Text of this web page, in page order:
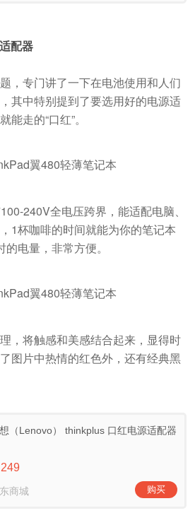
配器
，专门讲了一下在电池使用和人们
其中特别提到了要选用好的电源适
走的“口红”。
240V全电压跨界，能适配电脑、
1杯咖啡的时间就能为你的笔记本
电量，非常方便。
，将触感和美感结合起来，显得时
图片中热情的红色外，还有经典黑